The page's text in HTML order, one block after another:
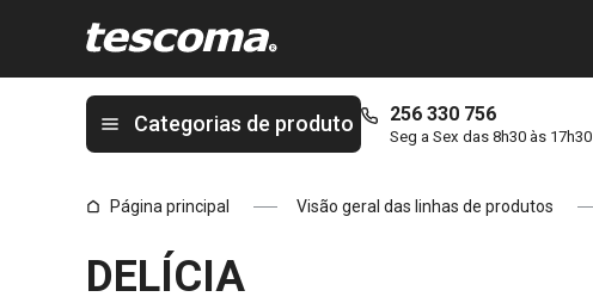
Categorias de produto 256 330 756
Seg a Sex das 8h30 às 17h30
Página principal Visão geral das linhas de produtos
DELÍCIA